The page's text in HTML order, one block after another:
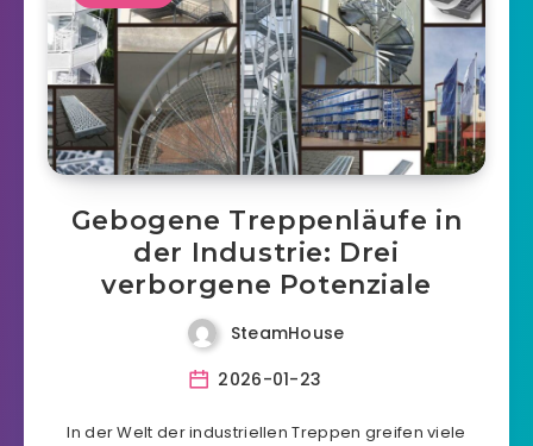
Gebogene Treppenläufe in
der Industrie: Drei
verborgene Potenziale
SteamHouse
2026-01-23
In der Welt der industriellen Treppen greifen viele